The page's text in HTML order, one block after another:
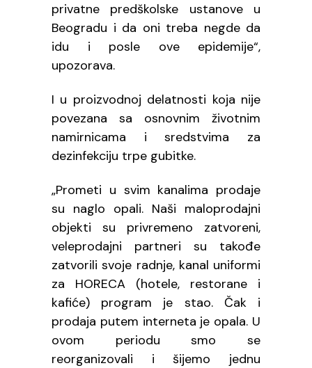
privatne predškolske ustanove u
Beogradu i da oni treba negde da
idu i posle ove epidemije“,
upozorava.
I u proizvodnoj delatnosti koja nije
povezana sa osnovnim životnim
namirnicama i sredstvima za
dezinfekciju trpe gubitke.
„Prometi u svim kanalima prodaje
su naglo opali. Naši maloprodajni
objekti su privremeno zatvoreni,
veleprodajni partneri su takođe
zatvorili svoje radnje, kanal uniformi
za HORECA (hotele, restorane i
kafiće) program je stao. Čak i
prodaja putem interneta je opala. U
ovom periodu smo se
reorganizovali i šijemo jednu